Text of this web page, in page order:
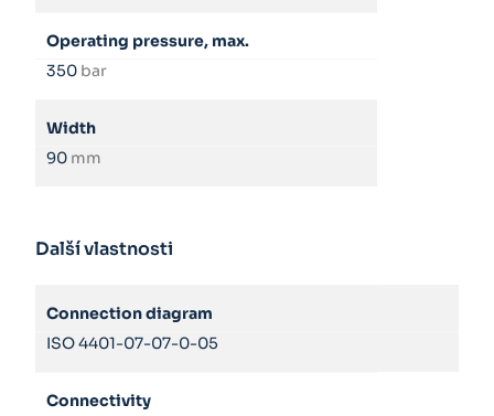
Operating pressure, max.
350 bar
Width
90 mm
Další vlastnosti
Connection diagram
ISO 4401-07-07-0-05
Connectivity